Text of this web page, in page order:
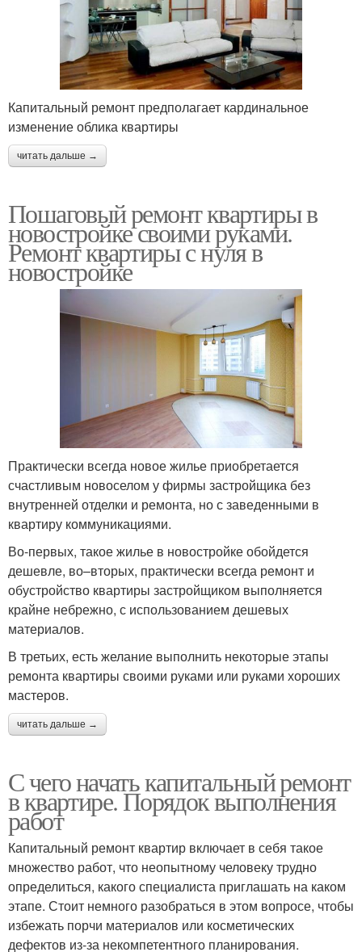
Капитальный ремонт предполагает кардинальное
изменение облика квартиры
читать дальше →
Пошаговый ремонт квартиры в
новостройке своими руками.
Ремонт квартиры с нуля в
новостройке
Практически всегда новое жилье приобретается
счастливым новоселом у фирмы застройщика без
внутренней отделки и ремонта, но с заведенными в
квартиру коммуникациями.
Во-первых, такое жилье в новостройке обойдется
дешевле, во–вторых, практически всегда ремонт и
обустройство квартиры застройщиком выполняется
крайне небрежно, с использованием дешевых
материалов.
В третьих, есть желание выполнить некоторые этапы
ремонта квартиры своими руками или руками хороших
мастеров.
читать дальше →
С чего начать капитальный ремонт
в квартире. Порядок выполнения
работ
Капитальный ремонт квартир включает в себя такое
множество работ, что неопытному человеку трудно
определиться, какого специалиста приглашать на каком
этапе. Стоит немного разобраться в этом вопросе, чтобы
избежать порчи материалов или косметических
дефектов из-за некомпетентного планирования.